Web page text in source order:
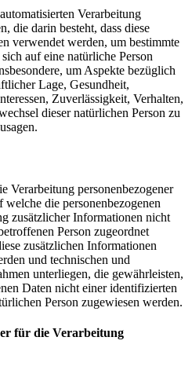
Verarbeitung
die darin besteht, dass diese
verwendet werden, um bestimmte
auf eine natürliche Person
um Aspekte bezüglich
Lage, Gesundheit,
Zuverlässigkeit, Verhalten,
dieser natürlichen Person zu
Verarbeitung personenbezogener
die personenbezogenen
zusätzlicher Informationen nicht
Person zugeordnet
zusätzlichen Informationen
und technischen und
unterliegen, die gewährleisten,
Daten nicht einer identifizierten
Person zugewiesen werden.
für die Verarbeitung